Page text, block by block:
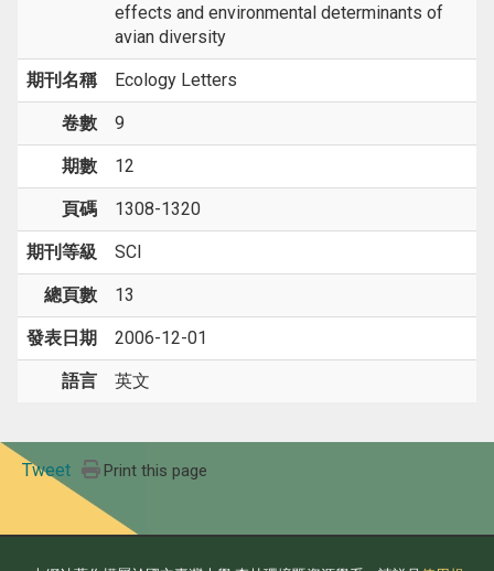
effects and environmental determinants of
avian diversity
期刊名稱 Ecology Letters
卷數 9
期數 12
頁碼 1308-1320
期刊等級 SCI
總頁數 13
發表日期 2006-12-01
語言 英文
Tweet Print this page